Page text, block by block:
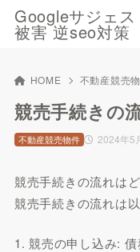
Googleサジェ
被害 逆seo対策
HOME 不動産競売
競売手続きの
2024年5
不動産競売物件
競売手続きの流れは
競売手続きの流れは
1. 競売の申し込み: